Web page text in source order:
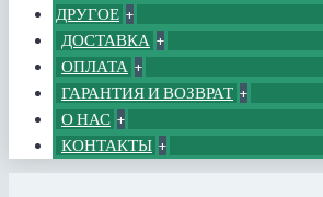
ДРУГОЕ +
ДОСТАВКА +
ОПЛАТА +
ГАРАНТИЯ И ВОЗВРАТ +
О НАС +
КОНТАКТЫ +